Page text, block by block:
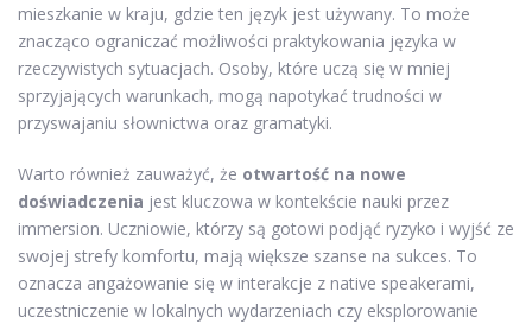
mieszkanie w kraju, gdzie ten język jest używany. To może
znacząco ograniczać możliwości praktykowania języka w
rzeczywistych sytuacjach. Osoby, które uczą się w mniej
sprzyjających warunkach, mogą napotykać trudności w
przyswajaniu słownictwa oraz gramatyki.
Warto również zauważyć, że otwartość na nowe
doświadczenia jest kluczowa w kontekście nauki przez
immersion. Uczniowie, którzy są gotowi podjąć ryzyko i wyjść ze
swojej strefy komfortu, mają większe szanse na sukces. To
oznacza angażowanie się w interakcje z native speakerami,
uczestniczenie w lokalnych wydarzeniach czy eksplorowanie